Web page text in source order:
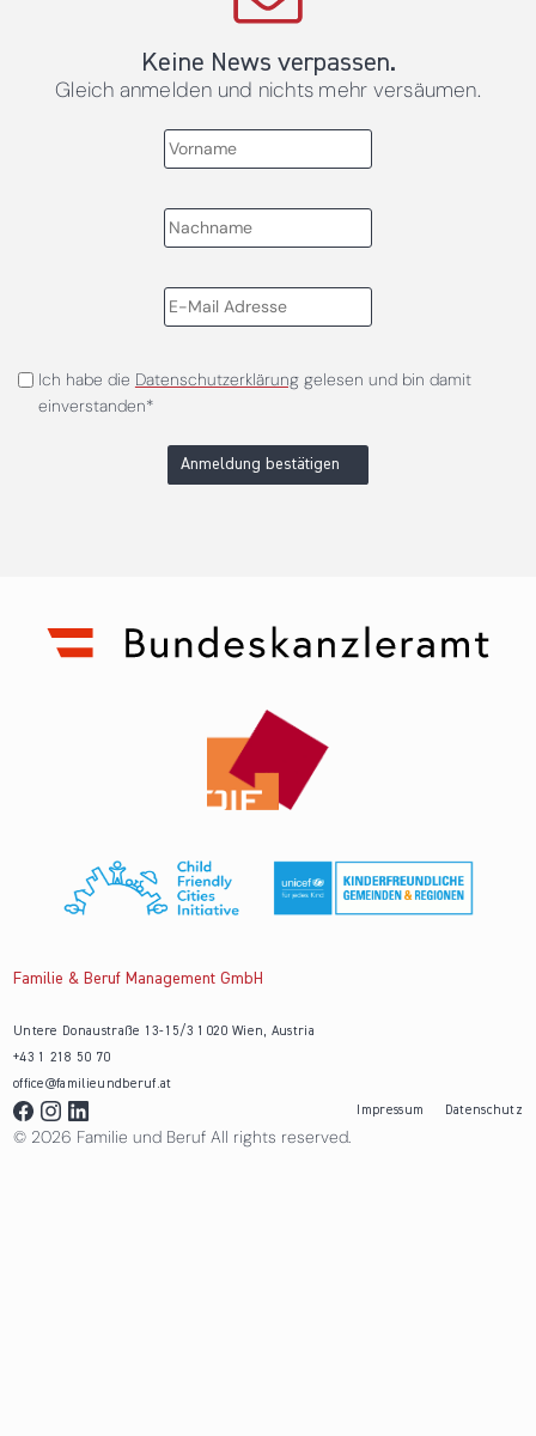
Keine News verpassen.
Gleich anmelden und nichts mehr versäumen.
Ich habe die Datenschutzerklärunggelesen und bin damit
einverstanden*
Anmeldung bestätigen
Familie & Beruf Management GmbH
Untere Donaustraße 13-15/3 1020 Wien, Austria
+43 1 218 50 70
office@familieundberuf.at
Impressum
Datenschutz
© 2026 Familie und Beruf All rights reserved.